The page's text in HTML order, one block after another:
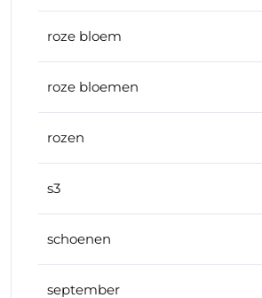
roze bloem
roze bloemen
rozen
s3
schoenen
september